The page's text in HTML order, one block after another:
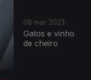
08 mar. 2023
Gatos e vinho
de cheiro